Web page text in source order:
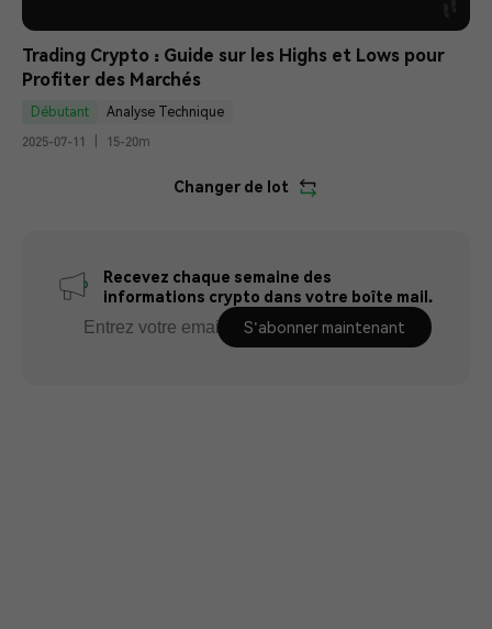
Trading Crypto : Guide sur les Highs et Lows pour
Profiter des Marchés
Débutant
Analyse Technique
2025-07-11
15-20m
Changer de lot
Recevez chaque semaine des
informations crypto dans votre boîte mail.
S'abonner maintenant